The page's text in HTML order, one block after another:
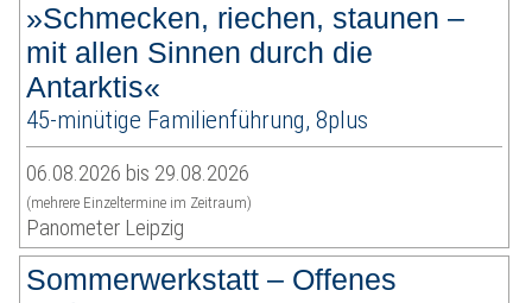
»Schmecken, riechen, staunen –
mit allen Sinnen durch die
Antarktis«
45-minütige Familienführung, 8plus
06.08.2026 bis 29.08.2026
(mehrere Einzeltermine im Zeitraum)
Panometer Leipzig
Sommerwerkstatt – Offenes